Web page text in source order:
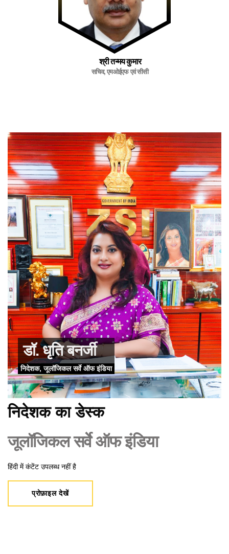
श्री तन्मय कुमार
सचिव, एमओईएफ एवं सीसी
निदेशक का डेस्क
जूलॉजिकल सर्वे ऑफ इंडिया
हिंदी में कंटेंट उपलब्ध नहीं है
प्रोफ़ाइल देखें
डॉ. धृति बनर्जी
निदेशक, जूलॉजिकल सर्वे ऑफ इंडिया